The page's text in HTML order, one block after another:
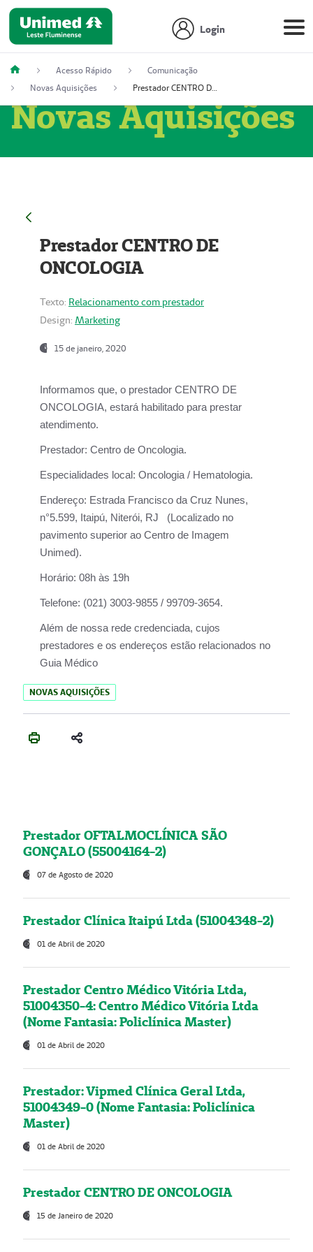
Login
Acesso Rápido
Comunicação
Novas Aquisições
Prestador CENTRO DE ONCOLOGIA
Novas Aquisições
Prestador CENTRO DE
ONCOLOGIA
Texto: Relacionamento com prestador
Design: Marketing
15 de janeiro, 2020
Informamos que, o prestador CENTRO DE
ONCOLOGIA, estará habilitado para prestar
atendimento.
Prestador: Centro de Oncologia.
Especialidades local: Oncologia / Hematologia.
Endereço: Estrada Francisco da Cruz Nunes,
n°5.599, Itaipú, Niterói, RJ (Localizado no
pavimento superior ao Centro de Imagem
Unimed).
Horário: 08h às 19h
Telefone: (021) 3003-9855 / 99709-3654.
Além de nossa rede credenciada, cujos
prestadores e os endereços estão relacionados no
Guia Médico
NOVAS AQUISIÇÕES
Prestador OFTALMOCLÍNICA SÃO
GONÇALO (55004164-2)
07 de Agosto de 2020
Prestador Clínica Itaipú Ltda (51004348-2)
01 de Abril de 2020
Prestador Centro Médico Vitória Ltda,
51004350-4: Centro Médico Vitória Ltda
(Nome Fantasia: Policlínica Master)
01 de Abril de 2020
Prestador: Vipmed Clínica Geral Ltda,
51004349-0 (Nome Fantasia: Policlínica
Master)
01 de Abril de 2020
Prestador CENTRO DE ONCOLOGIA
15 de Janeiro de 2020